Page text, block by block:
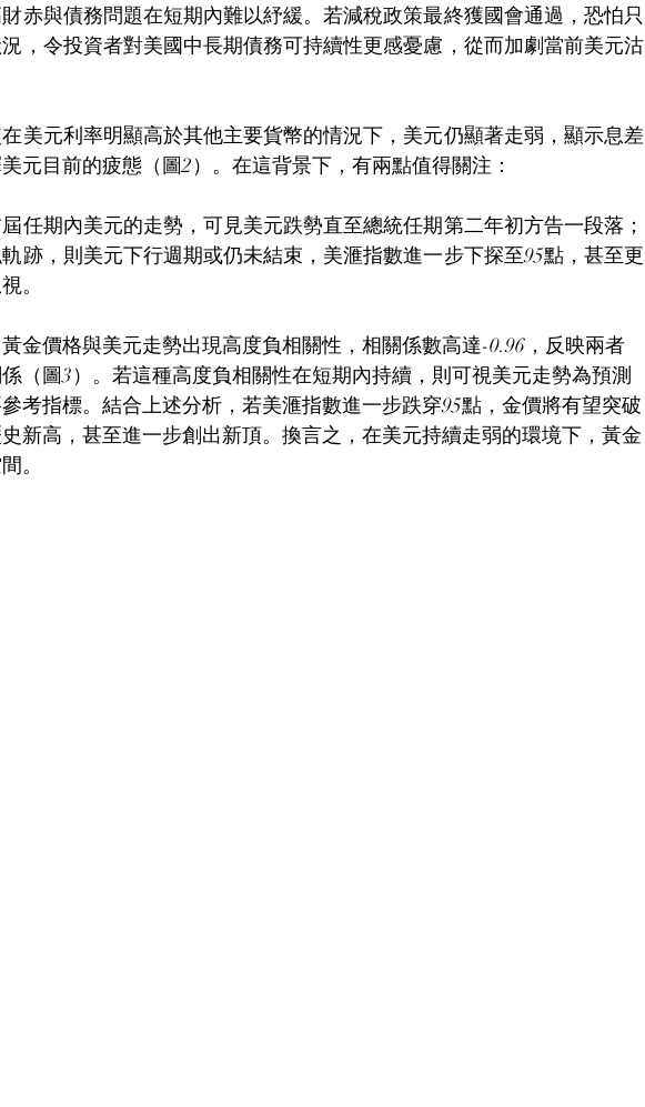
赤與債務問題在短期內難以紓緩。若減稅政策最終獲國會通過，恐怕只
，令投資者對美國中長期債務可持續性更感憂慮，從而加劇當前美元沽
美元利率明顯高於其他主要貨幣的情況下，美元仍顯著走弱，顯示息差
元目前的疲態（圖2）。在這背景下，有兩點值得關注：
任期內美元的走勢，可見美元跌勢直至總統任期第二年初方告一段落；
跡，則美元下行週期或仍未結束，美滙指數進一步下探至95點，甚至更
。
金價格與美元走勢出現高度負相關性，相關係數高達-0.96，反映兩者
（圖3）。若這種高度負相關性在短期內持續，則可視美元走勢為預測
考指標。結合上述分析，若美滙指數進一步跌穿95點，金價將有望突破
新高，甚至進一步創出新頂。換言之，在美元持續走弱的環境下，黃金
。